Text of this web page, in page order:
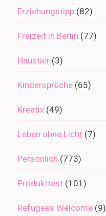
Erziehungstipp (82)
Freizeit in Berlin (77)
Haustier (3)
Kindersprüche (65)
Kreativ (49)
Leben ohne Licht (7)
Persönlich (773)
Produkttest (101)
Refugees Welcome (9)